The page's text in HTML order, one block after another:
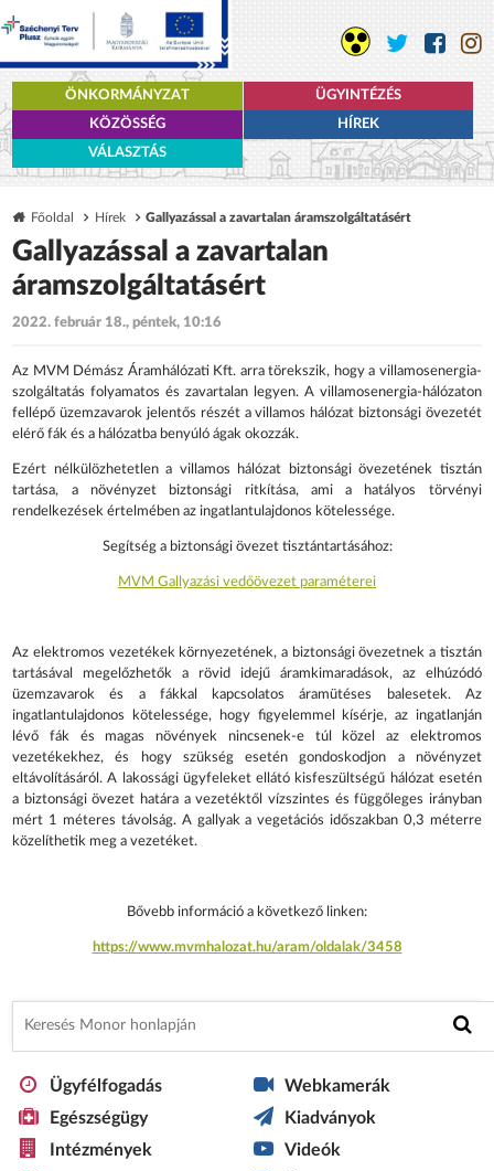
ÖNKORMÁNYZAT
ÜGYINTÉZÉS
KÖZÖSSÉG
HÍREK
VÁLASZTÁS
Főoldal Hírek Gallyazással a zavartalan áramszolgáltatásért
Gallyazással a zavartalan
áramszolgáltatásért
2022. február 18., péntek, 10:16
Az MVM Démász Áramhálózati Kft. arra törekszik, hogy a villamosenergia-
szolgáltatás folyamatos és zavartalan legyen. A villamosenergia-hálózaton
fellépő üzemzavarok jelentős részét a villamos hálózat biztonsági övezetét
elérő fák és a hálózatba benyúló ágak okozzák.
Ezért nélkülözhetetlen a villamos hálózat biztonsági övezetének tisztán
tartása, a növényzet biztonsági ritkítása, ami a hatályos törvényi
rendelkezések értelmében az ingatlantulajdonos kötelessége.
Segítség a biztonsági övezet tisztántartásához:
MVM Gallyazási vedőövezet paraméterei
Az elektromos vezetékek környezetének, a biztonsági övezetnek a tisztán
tartásával megelőzhetők a rövid idejű áramkimaradások, az elhúzódó
üzemzavarok és a fákkal kapcsolatos áramütéses balesetek. Az
ingatlantulajdonos kötelessége, hogy figyelemmel kísérje, az ingatlanján
lévő fák és magas növények nincsenek-e túl közel az elektromos
vezetékekhez, és hogy szükség esetén gondoskodjon a növényzet
eltávolításáról. A lakossági ügyfeleket ellátó kisfeszültségű hálózat esetén
a biztonsági övezet határa a vezetéktől vízszintes és függőleges irányban
mért 1 méteres távolság. A gallyak a vegetációs időszakban 0,3 méterre
közelíthetik meg a vezetéket.
Bővebb információ a következő linken:
https://www.mvmhalozat.hu/aram/oldalak/3458
Ügyfélfogadás
Egészségügy
Intézmények
Webkamerák
Kiadványok
Videók